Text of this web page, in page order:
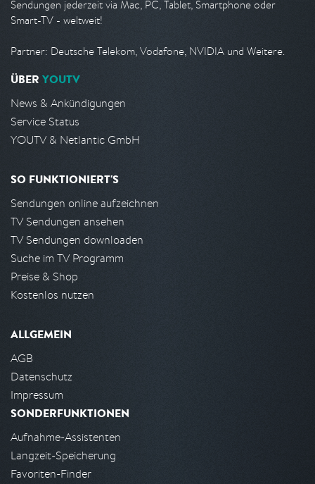
Sendungen jederzeit via Mac, PC, Tablet, Smartphone oder
Smart-TV - weltweit!
Partner: Deutsche Telekom, Vodafone, NVIDIA und Weitere.
ÜBER YOUTV
News & Ankündigungen
Service Status
YOUTV & Netlantic GmbH
SO FUNKTIONIERT'S
Sendungen online aufzeichnen
TV Sendungen ansehen
TV Sendungen downloaden
Suche im TV Programm
Preise & Shop
Kostenlos nutzen
ALLGEMEIN
AGB
Datenschutz
Impressum
SONDERFUNKTIONEN
Aufnahme-Assistenten
Langzeit-Speicherung
Favoriten-Finder